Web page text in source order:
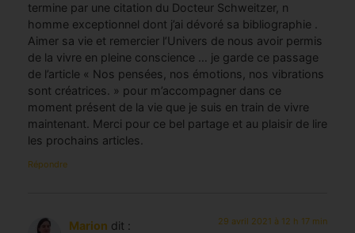
termine par une citation du Docteur Schweitzer, n
homme exceptionnel dont j’ai dévoré sa bibliographie .
Aimer sa vie et remercier l’Univers de nous avoir permis
de la vivre en pleine conscience … je garde ce passage
de l’article « Nos pensées, nos émotions, nos vibrations
sont créatrices. » pour m’accompagner dans ce
moment présent de la vie que je suis en train de vivre
maintenant. Merci pour ce bel partage et au plaisir de lire
les prochains articles.
Répondre
Marion dit : 29 avril 2021 à 12 h 17 min